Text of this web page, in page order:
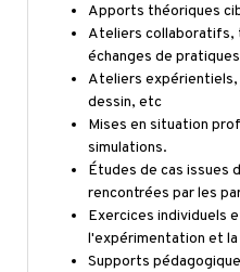
Apports théoriques
Ateliers collaboratifs,
échanges de
Ateliers expérientiels,
dessin, etc
Mises en situation
simulations.
Études de cas issues
rencontrées par les
Exercices individuels
l'expérimentation et
Supports